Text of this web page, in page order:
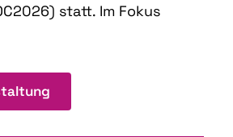
statt. Im Fokus